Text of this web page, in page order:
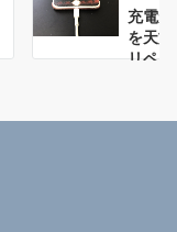
充電
を天
リペ